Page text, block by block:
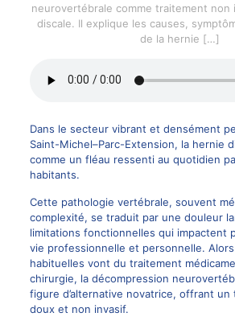
neurovertébrale comme traitement non
discale. Il explique les causes,
de la hernie […]
Dans le secteur vibrant et densément
Saint-Michel–Parc-Extension, la hernie
comme un fléau ressenti au quotidien
habitants.
Cette pathologie vertébrale, souvent
complexité, se traduit par une douleur
limitations fonctionnelles qui impactent
vie professionnelle et personnelle.
habituelles vont du traitement
chirurgie, la décompression
figure d’alternative novatrice, offrant un
doux et non invasif.